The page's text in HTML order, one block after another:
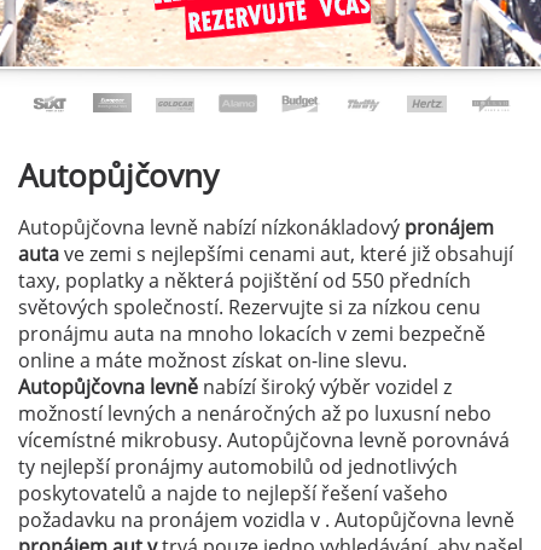
Autopůjčovny
Autopůjčovna levně nabízí nízkonákladový pronájem
autave zemi s nejlepšími cenami aut, které již obsahují
taxy, poplatky a některá pojištění od 550 předních
světových společností. Rezervujte si za nízkou cenu
pronájmu auta na mnoho lokacích v zemi bezpečně
online a máte možnost získat on-line slevu.
Autopůjčovna levně nabízí široký výběr vozidel z
možností levných a nenáročných až po luxusní nebo
vícemístné mikrobusy. Autopůjčovna levně porovnává
ty nejlepší pronájmy automobilů od jednotlivých
poskytovatelů a najde to nejlepší řešení vašeho
požadavku na pronájem vozidla v . Autopůjčovna levně